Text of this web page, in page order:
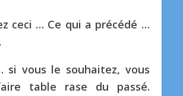
ceci … Ce qui a précédé …
si vous le souhaitez, vous
table rase du passé.